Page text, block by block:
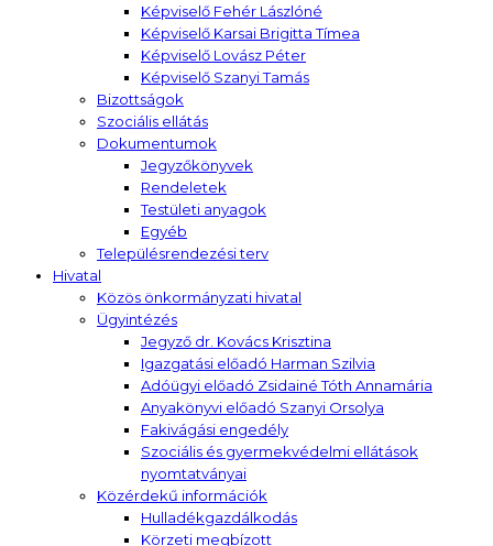
Képviselő Fehér Lászlóné
Képviselő Karsai Brigitta Tímea
Képviselő Lovász Péter
Képviselő Szanyi Tamás
Bizottságok
Szociális ellátás
Dokumentumok
Jegyzőkönyvek
Rendeletek
Testületi anyagok
Egyéb
Településrendezési terv
Hivatal
Közös önkormányzati hivatal
Ügyintézés
Jegyző dr. Kovács Krisztina
Igazgatási előadó Harman Szilvia
Adóügyi előadó Zsidainé Tóth Annamária
Anyakönyvi előadó Szanyi Orsolya
Fakivágási engedély
Szociális és gyermekvédelmi ellátások
nyomtatványai
Közérdekű információk
Hulladékgazdálkodás
Körzeti megbízott